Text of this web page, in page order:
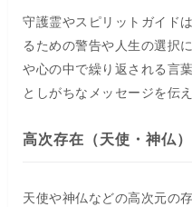
守護霊やスピリットガイド
るための警告や人生の選択
や心の中で繰り返される言
としがちなメッセージを伝
高次存在（天使・神仏）
天使や神仏などの高次元の